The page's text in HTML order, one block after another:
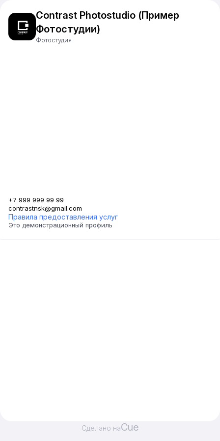
Contrast Photostudio (Пример
Фотостудии)
Фотостудия
+7 999 999 99 99
contrastnsk@gmail.com
Правила предоставления услуг
Это демонстрационный профиль
Сделано наCue